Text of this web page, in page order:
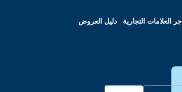
العلامات التجارية دليل العروض